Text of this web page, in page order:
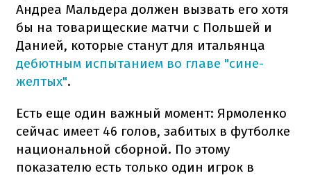
Андреа Мальдера должен вызвать его хотя
бы на товарищеские матчи с Польшей и
Данией, которые станут для итальянца
дебютным испытанием во главе "сине-
желтых".
Есть еще один важный момент: Ярмоленко
сейчас имеет 46 голов, забитых в футболке
национальной сборной. По этому
показателю есть только один игрок в